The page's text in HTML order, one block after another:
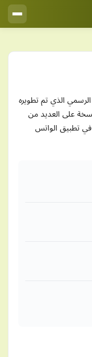
الذي تم تطويره
على العديد من
في تطبيق الواتس